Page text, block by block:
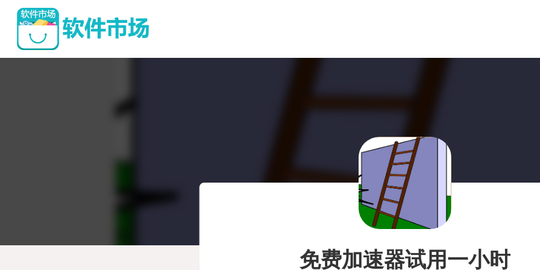
免费加速器试用一小时